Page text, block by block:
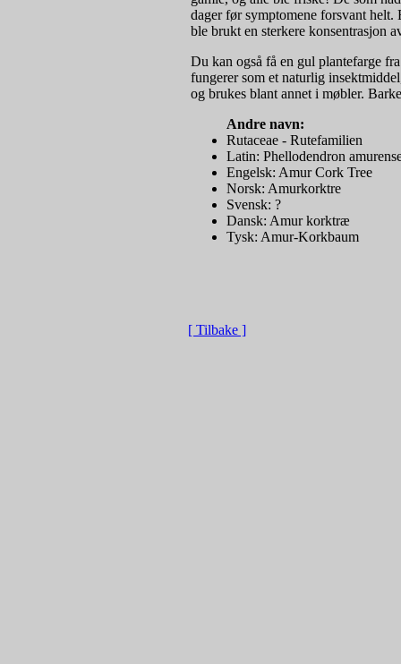
dager før symptomene forsvant helt.
ble brukt en sterkere konsentrasjon
Du kan også få en gul plantefarge
fungerer som et naturlig
og brukes blant annet i møbler.
Andre navn:
Rutaceae - Rutefamilien
Latin: Phellodendron
Engelsk: Amur Cork Tree
Norsk: Amurkorktre
Svensk: ?
Dansk: Amur korktræ
Tysk: Amur-Korkbaum
[ Tilbake ]